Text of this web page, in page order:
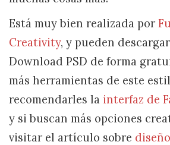
Está muy bien realizada por
Creativity, y pueden
Download PSD de forma
más herramientas de este
recomendarles la interfaz de
y si buscan más opciones
visitar el artículo sobre